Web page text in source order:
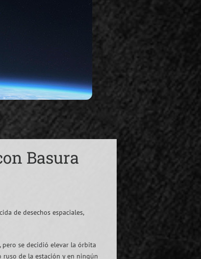
Basura
de desechos espaciales,
pero se decidió elevar la órbita
ruso de la estación y en ningún